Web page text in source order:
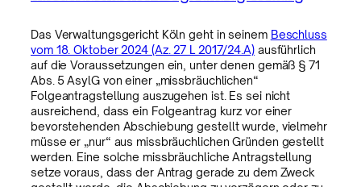
Das Verwaltungsgericht Köln geht in seinem Beschluss
vom 18. Oktober 2024 (Az. 27 L 2017/24.A)ausführlich
auf die Voraussetzungen ein, unter denen gemäß § 71
Abs. 5 AsylG von einer „missbräuchlichen“
Folgeantragstellung auszugehen ist. Es sei nicht
ausreichend, dass ein Folgeantrag kurz vor einer
bevorstehenden Abschiebung gestellt wurde, vielmehr
müsse er „nur“ aus missbräuchlichen Gründen gestellt
werden. Eine solche missbräuchliche Antragstellung
setze voraus, dass der Antrag gerade zu dem Zweck